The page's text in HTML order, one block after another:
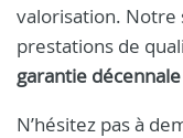
valorisation. Notre
prestations de
garantie décennale
N’hésitez pas à